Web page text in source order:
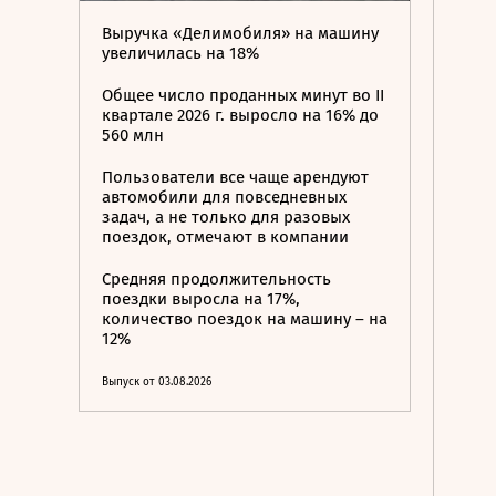
Выручка «Делимобиля» на машину
увеличилась на 18%
Общее число проданных минут во II
квартале 2026 г. выросло на 16% до
560 млн
Пользователи все чаще арендуют
автомобили для повседневных
задач, а не только для разовых
поездок, отмечают в компании
Средняя продолжительность
поездки выросла на 17%,
количество поездок на машину – на
12%
Выпуск от 03.08.2026